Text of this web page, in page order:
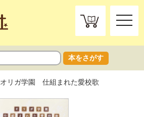
toggle
本をさがす
オリガ学園 仕組まれた愛校歌